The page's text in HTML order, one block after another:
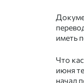
иметь
Что
июня
начал